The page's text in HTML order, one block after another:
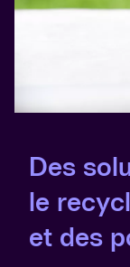
Des
le
et des